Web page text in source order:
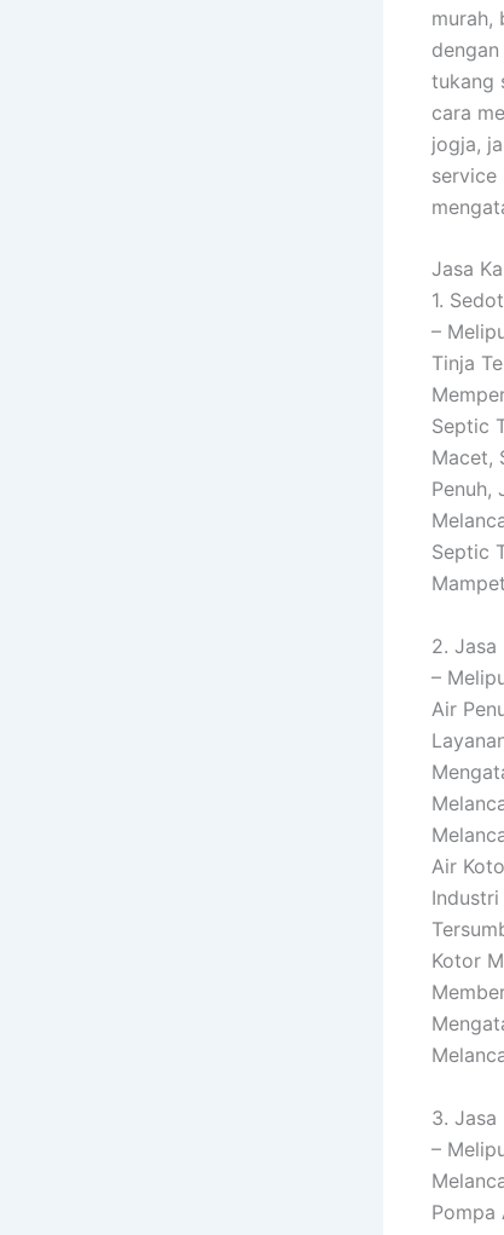
murah,
tukang
cara
jogja,
service
Jasa
1.
–
Tinja
Septic
Macet,
Penuh,
Septic
2. Jasa
–
Air
Air
Kotor
3. Jasa
–
Pompa